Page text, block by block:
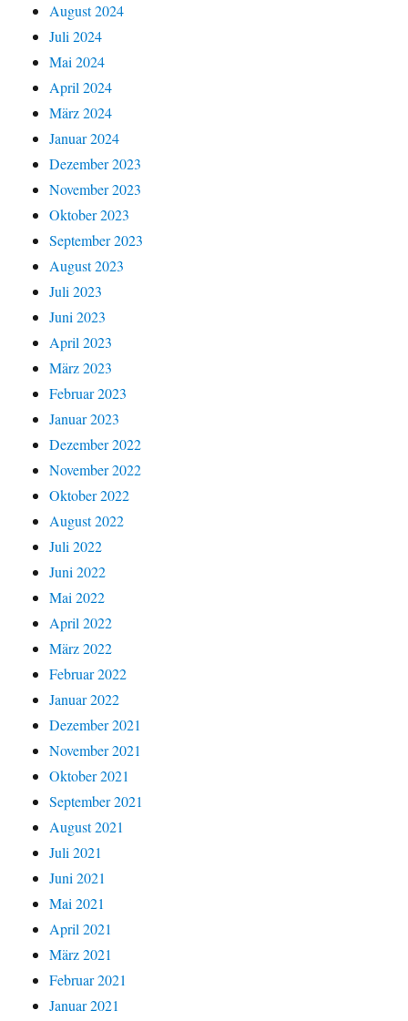
August 2024
Juli 2024
Mai 2024
April 2024
März 2024
Januar 2024
Dezember 2023
November 2023
Oktober 2023
September 2023
August 2023
Juli 2023
Juni 2023
April 2023
März 2023
Februar 2023
Januar 2023
Dezember 2022
November 2022
Oktober 2022
August 2022
Juli 2022
Juni 2022
Mai 2022
April 2022
März 2022
Februar 2022
Januar 2022
Dezember 2021
November 2021
Oktober 2021
September 2021
August 2021
Juli 2021
Juni 2021
Mai 2021
April 2021
März 2021
Februar 2021
Januar 2021